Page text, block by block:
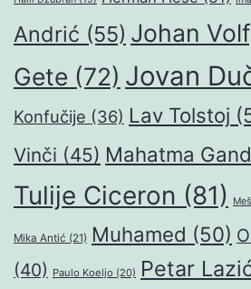
Andrić (55) Johan
Gete (72) Jovan
Konfučije (36) Lav Tolstoj
Vinči (45) Mahatma
Tulije Ciceron (81)
Mika Antić (21) Muhamed (50)
(40) Paulo Koeljo (20) Petar